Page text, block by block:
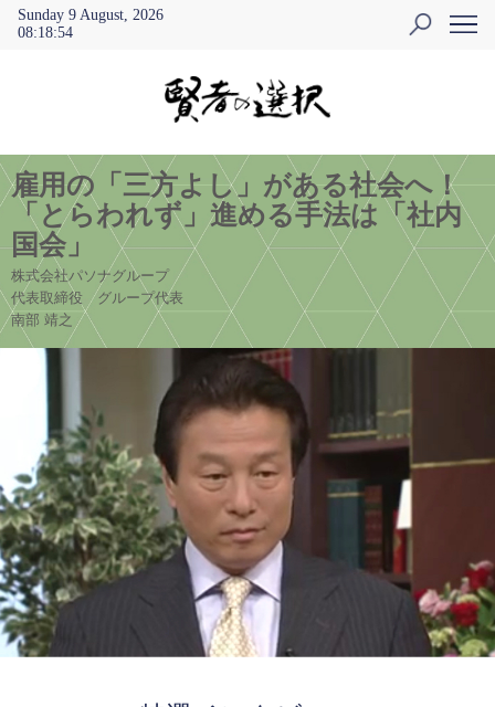
Sunday 9 August, 2026
08:18:55
雇用の「三方よし」がある社会へ！
「とらわれず」進める手法は「社内
国会」
株式会社パソナグループ
代表取締役 グループ代表
南部 靖之